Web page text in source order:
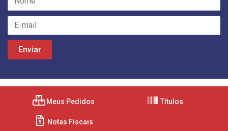
Meus Pedidos Títulos
Notas Fiscais